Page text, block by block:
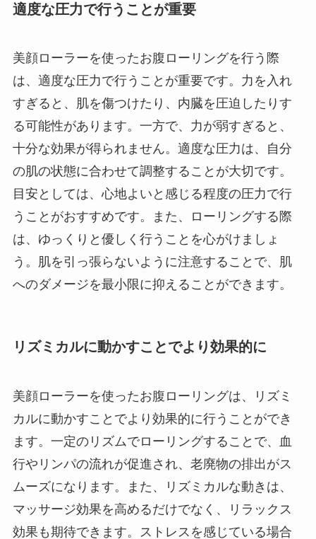
適度な圧力で行うことが重要
美顔ローラーを使ったお腹ローリングを行う際
は、適度な圧力で行うことが重要です。力を入れ
すぎると、肌を傷つけたり、内臓を圧迫したりす
る可能性があります。一方で、力が弱すぎると、
十分な効果が得られません。適度な圧力は、自分
の肌の状態に合わせて調整することが大切です。
目安としては、心地よいと感じる程度の圧力で行
うことがおすすめです。また、ローリングする際
は、ゆっくりと優しく行うことを心がけましょ
う。肌を引っ張らないように注意することで、肌
へのダメージを最小限に抑えることができます。
リズミカルに動かすことでより効果的に
美顔ローラーを使ったお腹ローリングは、リズミ
カルに動かすことでより効果的に行うことができ
ます。一定のリズムでローリングすることで、血
行やリンパの流れが促進され、老廃物の排出がス
ムーズになります。また、リズミカルな動きは、
マッサージ効果を高めるだけでなく、リラックス
効果も期待できます。ストレスを感じている場合